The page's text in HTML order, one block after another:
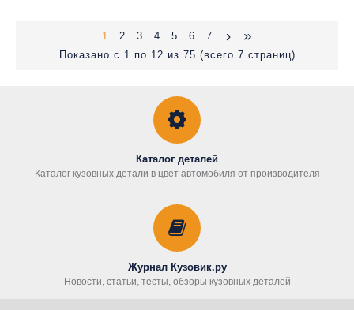
1 2 3 4 5 6
7
Показано с 1 по 12 из 75 (всего 7 страниц)
Каталог деталей
Каталог кузовных детали в цвет автомобиля от производителя
Журнал Кузовик.ру
Новости, статьи, тесты, обзоры кузовных деталей